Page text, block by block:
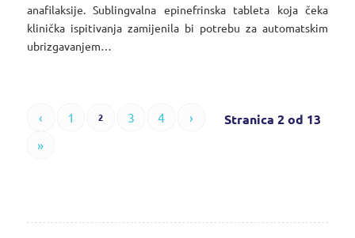
anafilaksije. Sublingvalna epinefrinska tableta koja čeka
klinička ispitivanja zamijenila bi potrebu za automatskim
ubrizgavanjem…
Stranica 2 od 13
‹ 1 2 3 4
›
»